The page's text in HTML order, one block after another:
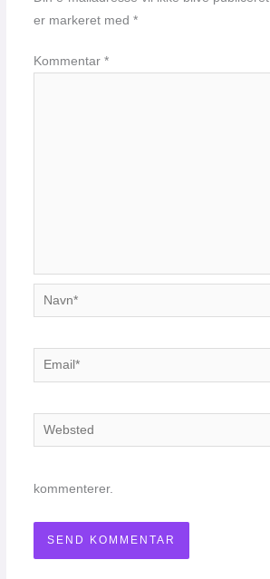
er markeret med *
Kommentar *
Navn*
Email*
Websted
kommenterer.